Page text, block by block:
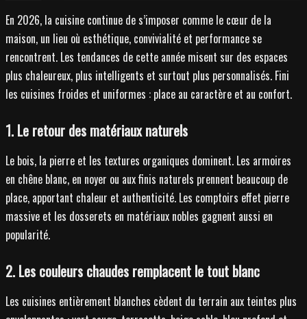
En 2026, la cuisine continue de s’imposer comme le cœur de la
maison, un lieu où esthétique, convivialité et performance se
rencontrent. Les tendances de cette année misent sur des espaces
plus chaleureux, plus intelligents et surtout plus personnalisés. Fini
les cuisines froides et uniformes : place au caractère et au confort.
1. Le retour des matériaux naturels
Le bois, la pierre et les textures organiques dominent. Les armoires
en chêne blanc, en noyer ou aux finis naturels prennent beaucoup de
place, apportant chaleur et authenticité. Les comptoirs effet pierre
massive et les dosserets en matériaux nobles gagnent aussi en
popularité.
2. Les couleurs chaudes remplacent le tout blanc
Les cuisines entièrement blanches cèdent du terrain aux teintes plus